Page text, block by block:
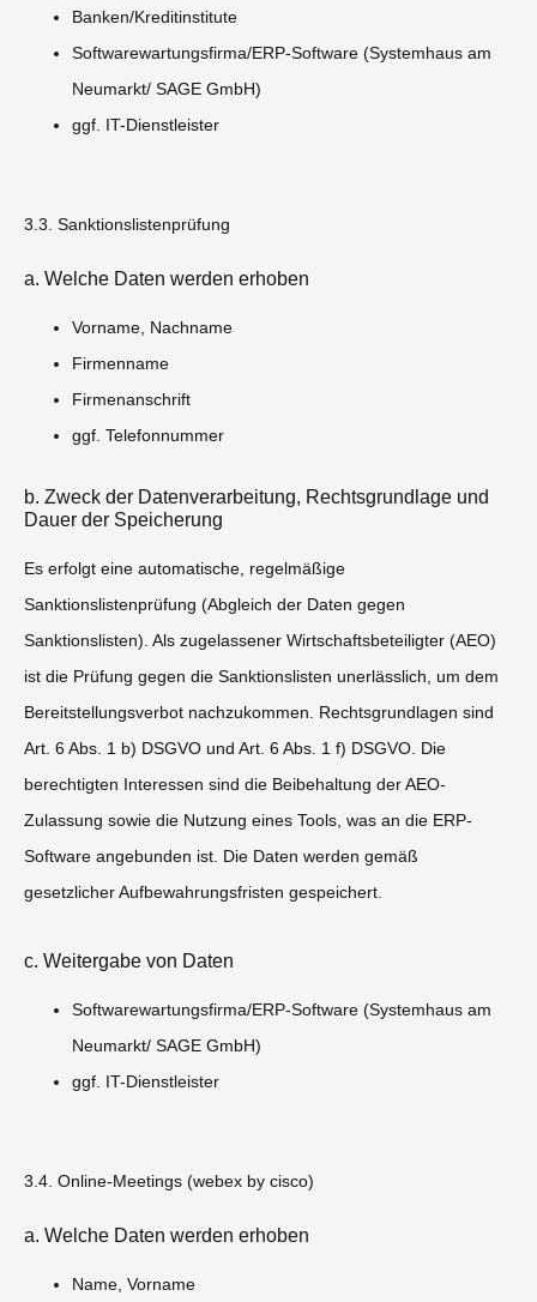
Banken/Kreditinstitute
Softwarewartungsfirma/ERP-Software (Systemhaus am
Neumarkt/ SAGE GmbH)
ggf. IT-Dienstleister
3.3. Sanktionslistenprüfung
a. Welche Daten werden erhoben
Vorname, Nachname
Firmenname
Firmenanschrift
ggf. Telefonnummer
b. Zweck der Datenverarbeitung, Rechtsgrundlage und
Dauer der Speicherung
Es erfolgt eine automatische, regelmäßige
Sanktionslistenprüfung (Abgleich der Daten gegen
Sanktionslisten). Als zugelassener Wirtschaftsbeteiligter (AEO)
ist die Prüfung gegen die Sanktionslisten unerlässlich, um dem
Bereitstellungsverbot nachzukommen. Rechtsgrundlagen sind
Art. 6 Abs. 1 b) DSGVO und Art. 6 Abs. 1 f) DSGVO. Die
berechtigten Interessen sind die Beibehaltung der AEO-
Zulassung sowie die Nutzung eines Tools, was an die ERP-
Software angebunden ist. Die Daten werden gemäß
gesetzlicher Aufbewahrungsfristen gespeichert.
c. Weitergabe von Daten
Softwarewartungsfirma/ERP-Software (Systemhaus am
Neumarkt/ SAGE GmbH)
ggf. IT-Dienstleister
3.4. Online-Meetings (webex by cisco)
a. Welche Daten werden erhoben
Name, Vorname